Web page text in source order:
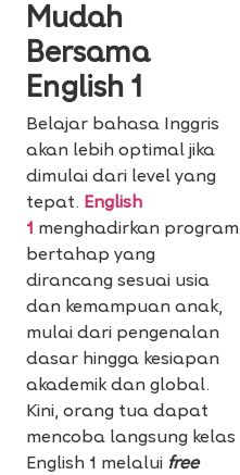
Mudah
Bersama
English 1
Belajar bahasa Inggris
akan lebih optimal jika
dimulai dari level yang
tepat. English
1 menghadirkan program
bertahap yang
dirancang sesuai usia
dan kemampuan anak,
mulai dari pengenalan
dasar hingga kesiapan
akademik dan global.
Kini, orang tua dapat
mencoba langsung kelas
English 1 melalui free